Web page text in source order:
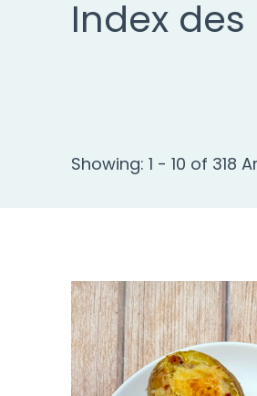
Index
Showing: 1 - 10 of 318